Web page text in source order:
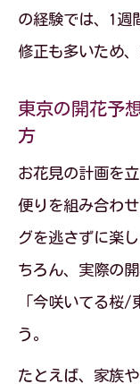
の経験では、1週
修正も多いため
東京の開花予
方
お花見の計画を
便りを組み合わ
グを逃さずに楽
ちろん、実際の
「今咲いてる桜/
う。
たとえば、家族